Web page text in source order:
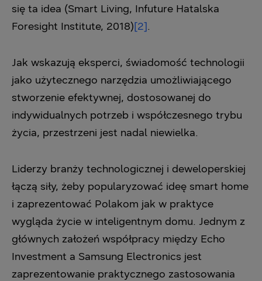
się ta idea (Smart Living, Infuture Hatalska
Foresight Institute, 2018)[2].
Jak wskazują eksperci, świadomość technologii
jako użytecznego narzędzia umożliwiającego
stworzenie efektywnej, dostosowanej do
indywidualnych potrzeb i współczesnego trybu
życia, przestrzeni jest nadal niewielka.
Liderzy branży technologicznej i deweloperskiej
łączą siły, żeby popularyzować ideę smart home
i zaprezentować Polakom jak w praktyce
wygląda życie w inteligentnym domu. Jednym z
głównych założeń współpracy między Echo
Investment a Samsung Electronics jest
zaprezentowanie praktycznego zastosowania